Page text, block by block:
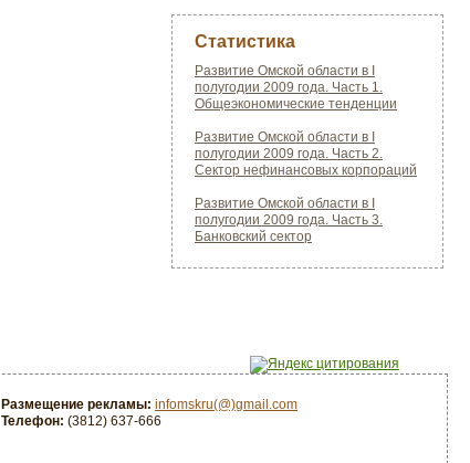
Статистика
Развитие Омской области в I
полугодии 2009 года. Часть 1.
Общеэкономические тенденции
Развитие Омской области в I
полугодии 2009 года. Часть 2.
Сектор нефинансовых корпораций
Развитие Омской области в I
полугодии 2009 года. Часть 3.
Банковский сектор
Размещение рекламы: infomskru(@)gmail.com
Телефон: (3812) 637-666